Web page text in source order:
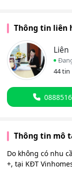
Thông tin liên
Liên
44 tin
Thông tin mô
Do không có nhu
+, tại KĐT